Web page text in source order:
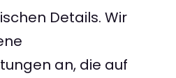
Details. Wir
an, die auf